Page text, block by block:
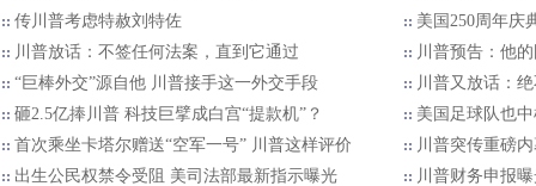
传川普考虑特赦刘特佐
美国250周年庆
川普放话：不签任何法案，直到它通过
川普预告：他
“巨棒外交”源自他 川普接手这一外交手段
川普又放话：
砸2.5亿捧川普 科技巨擘成白宫“提款机”？
美国足球队也
首次乘坐卡塔尔赠送“空军一号” 川普这样评价
川普突传重磅
出生公民权禁令受阻 美司法部最新指示曝光
川普财务申报